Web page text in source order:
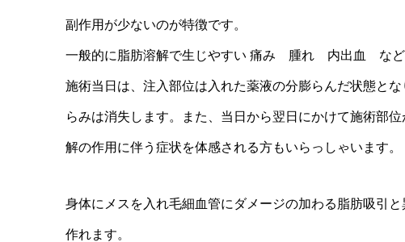
副作用が少ないのが特徴です。
一般的に脂肪溶解で生じやすい 痛み 腫れ 内出血 など
施術当日は、注入部位は入れた薬液の分膨らんだ状態と
らみは消失します。また、当日から翌日にかけて施術部
解の作用に伴う症状を体感される方もいらっしゃいます。
身体にメスを入れ毛細血管にダメージの加わる脂肪吸引
作れます。